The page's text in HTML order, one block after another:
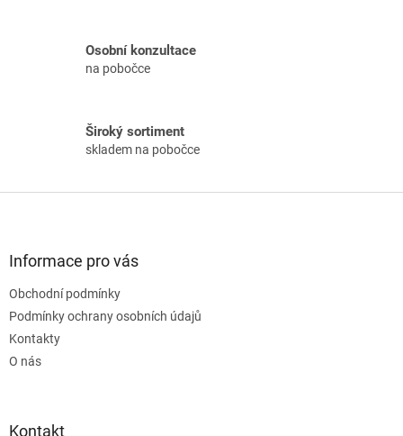
Osobní konzultace
na pobočce
Široký sortiment
skladem na pobočce
Informace pro vás
Obchodní podmínky
Podmínky ochrany osobních údajů
Kontakty
O nás
Kontakt